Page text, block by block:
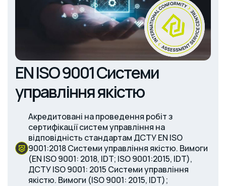
EN ISO 9001 Системи
управління якістю
Акредитовані на проведення робіт з
сертифікації систем управління на
відповідність стандартам ДСТУ EN ISO
9001:2018 Системи управління якістю. Вимоги
(EN ISO 9001: 2018, IDT; ISO 9001:2015, IDT),
ДСТУ ISO 9001: 2015 Системи управління
якістю. Вимоги (ISO 9001: 2015, IDT);